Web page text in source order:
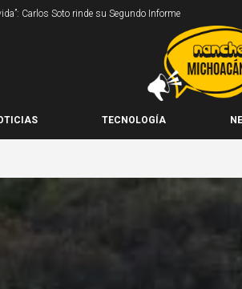
Carlos Soto rinde su Segundo Informe
TECNOLOGÍA